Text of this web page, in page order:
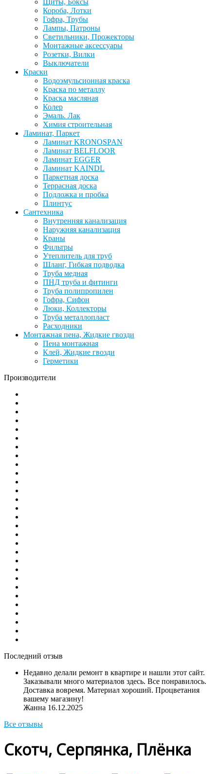
Щиты, Боксы
Короба, Лотки
Гофра, Трубы
Лампы, Патроны
Светильники, Прожекторы
Монтажные аксессуары
Розетки, Вилки
Выключатели
Краски
Водоэмульсионная краска
Краска по металлу
Краска масляная
Колер
Эмаль. Лак
Химия строительная
Ламинат, Паркет
Ламинат KRONOSPAN
Ламинат BELFLOOR
Ламинат EGGER
Ламинат KAINDL
Паркетная доска
Террасная доска
Подложка и пробка
Плинтус
Сантехника
Внутренняя канализация
Наружняя канализация
Краны
Фильтры
Утеплитель для труб
Шланг, Гибкая подводка
Труба медная
ПНД труба и фитинги
Труба полипропилен
Гофра, Сифон
Люки, Коллекторы
Труба металлопласт
Расходники
Монтажная пена, Жидкие гвозди
Пена монтажная
Клей, Жидкие гвозди
Герметики
Производители
Последний отзыв
Недавно делали ремонт в квартире и нашли этот сайт.
Заказывали много материалов здесь. Все понравилось.
Доставка вовремя. Материал хороший. Процветания
вашему магазину!
Жанна 16.12.2025
Все отзывы
Скотч, Серпянка, Плёнка